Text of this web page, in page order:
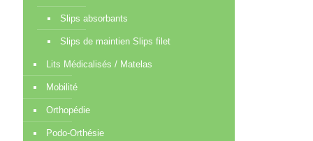
Slips absorbants
Slips de maintien Slips filet
Lits Médicalisés / Matelas
Mobilité
Orthopédie
Podo-Orthésie